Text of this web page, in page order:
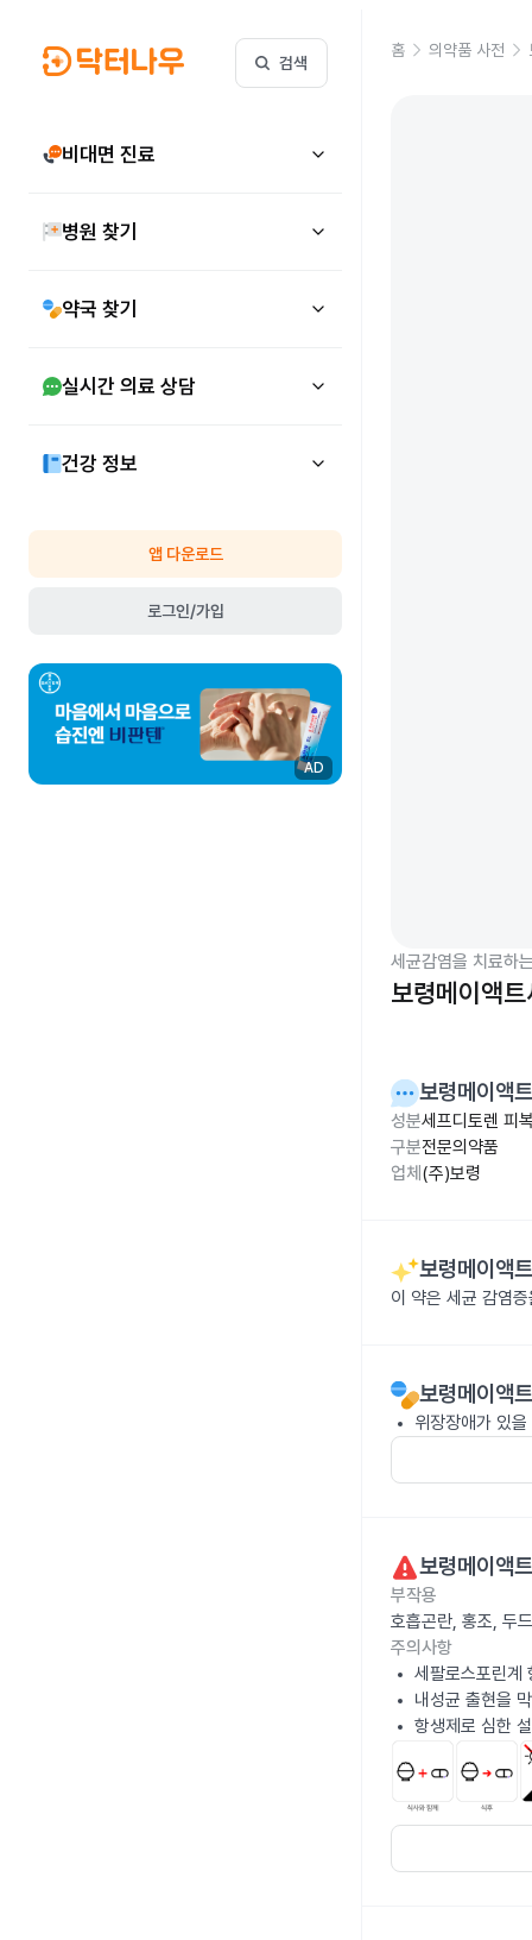
검색
비대면 진료
병원 찾기
약국 찾기
실시간 의료 상담
건강 정보
앱 다운로드
로그인/가입
AD
홈 의약품 사전
세균감염을 치료하
보령메이액
보령메이액
성분세프디토렌 피
구분전문의약품
업체 (주)보령
보령메이액
이 약은 세균 감염
보령메이액
위장장애가 있
보령메이액
부작용
호흡곤란, 홍조, 두
주의사항
세팔로스포린계
내성균 출현을
항생제로 심한